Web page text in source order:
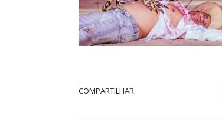
COMPARTILHAR: